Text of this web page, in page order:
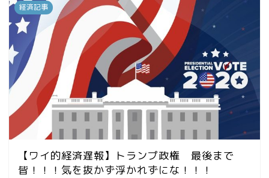
経済記事
【ワイ的経済遅報】トランプ政権 最後まで
皆！！！気を抜かず浮かれずにな！！！